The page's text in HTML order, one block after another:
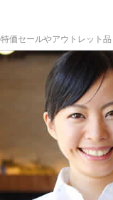
価セールやアウトレット